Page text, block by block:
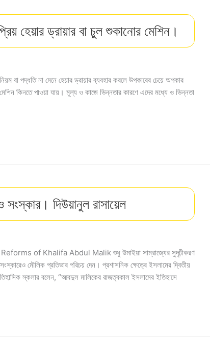
হেয়ার ড্রায়ার বা চুল শুকানাের মেশিন।
বা পদ্ধতি না মেনে হেয়ার ড্রায়ার ব্যবহার করলে উপকারের চেয়ে অপকার
কিনতে পাওয়া যায়। মূল্য ও কাজে ভিন্নতার কারণে এদের মধ্যে ও ভিন্নতা
দিউয়ানুল রাসায়েল
of Khalifa Abdul Malik শুধু উমাইয়া সাম্রাজ্যের সুদৃঢ়ীকরণ
মৌলিক প্রতিভার পরিচয় দেন। প্রশাসনিক ক্ষেত্রে ইসলামের দ্বিতীয়
স্কলার বলেন, “আবদুল মালিকের রাজত্বকাল ইসলামের ইতিহাসে